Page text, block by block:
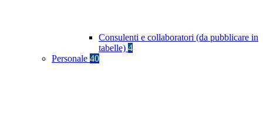
Consulenti e collaboratori (da pubblicare in
tabelle) 4
Personale 40